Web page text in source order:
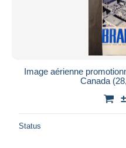
Image aérienne
Canada
Status